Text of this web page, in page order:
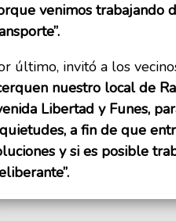
venimos trabajando
último, invitó a los
nuestro local de
Libertad y Funes,
a fin de que
y si es posible